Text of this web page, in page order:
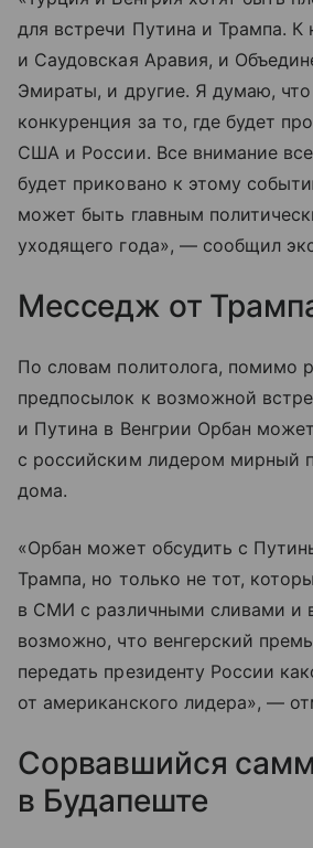
для встречи Путина и Трампа. К
и Саудовская Аравия, и
Эмираты, и другие. Я думаю,
конкуренция за то, где будет
США и России. Все внимание
будет приковано к этому
может быть главным
уходящего года», — сообщил
Месседж от
По словам политолога, помимо
предпосылок к возможной
и Путина в Венгрии Орбан
с российским лидером мирный
дома.
«Орбан может обсудить с
Трампа, но только не тот,
в СМИ с различными сливами и
возможно, что венгерский
передать президенту России
от американского лидера», —
Сорвавшийся
в Будапеште